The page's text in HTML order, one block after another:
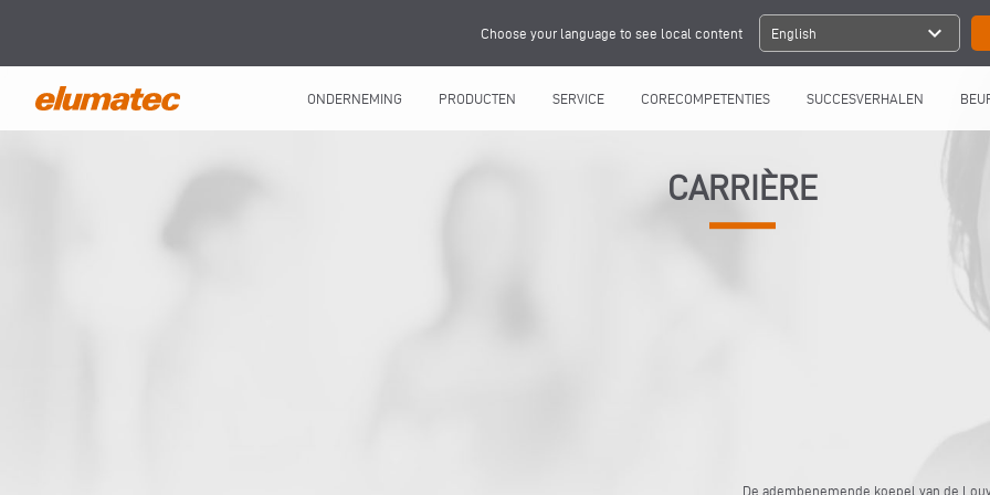
Choose your language to see local content English expand_more
ONDERNEMING PRODUCTEN SERVICE CORECOMPETENTIES SUCCESVERHALEN
CARRIÈRE
De adembenemende koepel van de